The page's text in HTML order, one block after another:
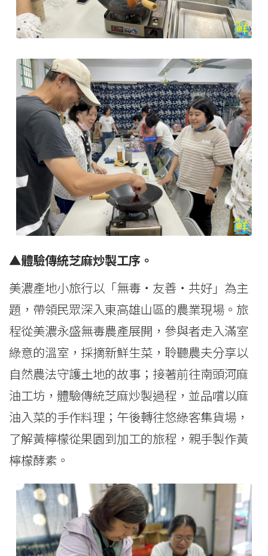
▲體驗傳統芝麻炒製工序。
美濃產地小旅行以「無毒‧友善‧共好」為主
題，帶領民眾深入東高雄山區的農業現場。旅
程從美濃永盛無毒農產展開，參與者走入滿室
綠意的溫室，採摘新鮮生菜，聆聽農夫分享以
自然農法守護土地的故事；接著前往南頭河麻
油工坊，體驗傳統芝麻炒製過程，並品嚐以麻
油入菜的手作料理；午後轉往悠綠客集貨場，
了解黃檸檬從果園到加工的旅程，親手製作黃
檸檬酵素。